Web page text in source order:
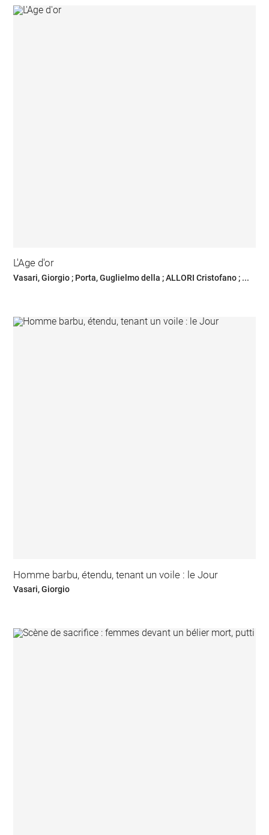
L'Age d'or
Vasari, Giorgio ; Porta, Guglielmo della ; ALLORI Cristofano ; ...
Homme barbu, étendu, tenant un voile : le Jour
Vasari, Giorgio